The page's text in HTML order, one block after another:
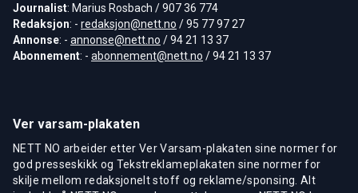
Journalist: Marius Rosbach / 907 36 774
Redaksjon: - redaksjon@nett.no / 95 77 97 27
Annonse: - annonse@nett.no / 94 21 13 37
Abonnement: - abonnement@nett.no / 94 21 13 37
Ver varsam-plakaten
NETT NO arbeider etter Ver Varsam-plakaten sine normer for
god presseskikk og Tekstreklameplakaten sine normer for
skilje mellom redaksjonelt stoff og reklame/sponsing. Alt